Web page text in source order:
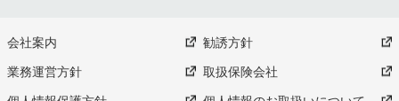
会社案内 勧誘方針
業務運営方針 取扱保険会社